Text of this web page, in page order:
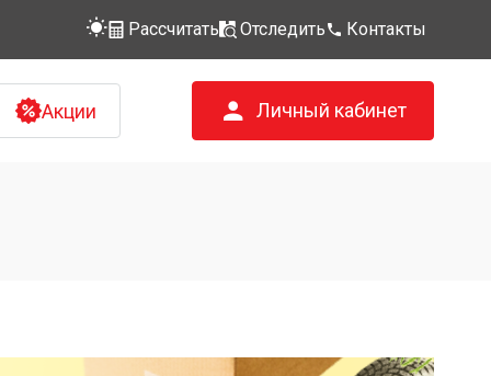
Рассчитать Отследить Контакты
Акции Личный кабинет